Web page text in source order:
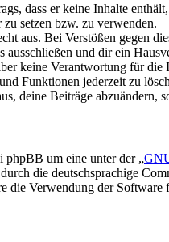
dass er keine Inhalte
setzen bzw. zu verwenden.
aus. Bei Verstößen gegen
ausschließen und dir ein
keine Verantwortung für
Funktionen jederzeit zu
deine Beiträge
phpBB um eine unter der „
die deutschsprachige
die Verwendung der